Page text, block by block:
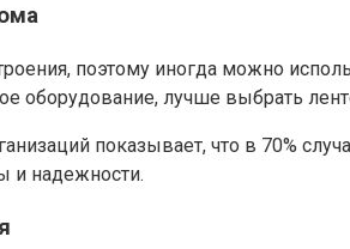
поэтому иногда можно
оборудование, лучше выбрать
показывает, что в 70%
и надежности.